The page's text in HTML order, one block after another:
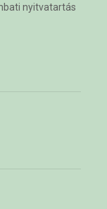
nyitvatartás